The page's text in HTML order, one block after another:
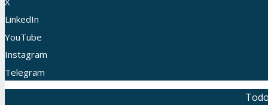
LinkedIn
YouTube
Instagram
Telegram